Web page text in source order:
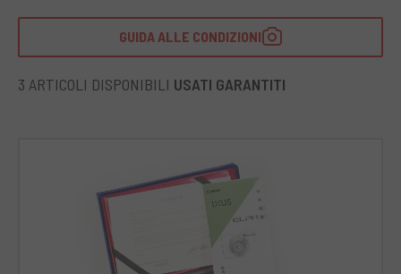
GUIDA ALLE CONDIZIONI
3 ARTICOLI DISPONIBILI USATI GARANTITI